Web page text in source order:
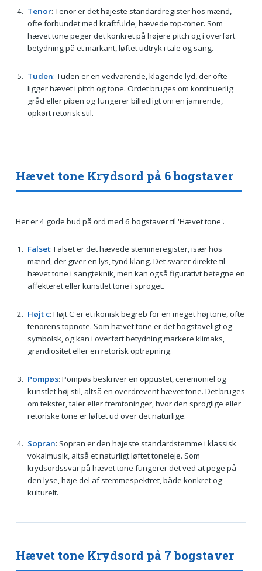
Tenor: Tenor er det højeste standardregister hos mænd,
ofte forbundet med kraftfulde, hævede top-toner. Som
hævet tone peger det konkret på højere pitch og i overført
betydning på et markant, løftet udtryk i tale og sang.
Tuden: Tuden er en vedvarende, klagende lyd, der ofte
ligger hævet i pitch og tone. Ordet bruges om kontinuerlig
gråd eller piben og fungerer billedligt om en jamrende,
opkørt retorisk stil.
Hævet tone Krydsord på 6 bogstaver
Her er 4 gode bud på ord med 6 bogstaver til 'Hævet tone'.
Falset: Falset er det hævede stemmeregister, især hos
mænd, der giver en lys, tynd klang. Det svarer direkte til
hævet tone i sangteknik, men kan også figurativt betegne en
affekteret eller kunstlet tone i sproget.
Højt c: Højt C er et ikonisk begreb for en meget høj tone, ofte
tenorens topnote. Som hævet tone er det bogstaveligt og
symbolsk, og kan i overført betydning markere klimaks,
grandiositet eller en retorisk optrapning.
Pompøs: Pompøs beskriver en oppustet, ceremoniel og
kunstlet høj stil, altså en overdrevent hævet tone. Det bruges
om tekster, taler eller fremtoninger, hvor den sproglige eller
retoriske tone er løftet ud over det naturlige.
Sopran: Sopran er den højeste standardstemme i klassisk
vokalmusik, altså et naturligt løftet toneleje. Som
krydsordssvar på hævet tone fungerer det ved at pege på
den lyse, høje del af stemmespektret, både konkret og
kulturelt.
Hævet tone Krydsord på 7 bogstaver